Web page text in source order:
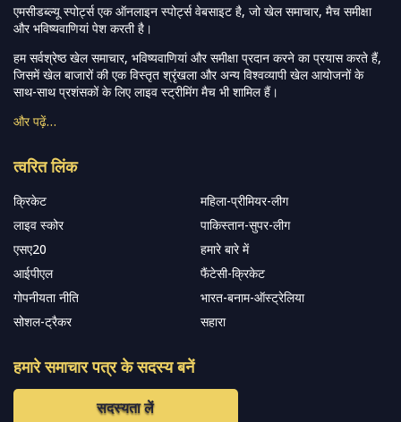
एमसीडब्ल्यू स्पोर्ट्स एक ऑनलाइन स्पोर्ट्स वेबसाइट है, जो खेल समाचार, मैच समीक्षा
और भविष्यवाणियां पेश करती है।
हम सर्वश्रेष्ठ खेल समाचार, भविष्यवाणियां और समीक्षा प्रदान करने का प्रयास करते हैं,
जिसमें खेल बाजारों की एक विस्तृत श्रृंखला और अन्य विश्वव्यापी खेल आयोजनों के
साथ-साथ प्रशंसकों के लिए लाइव स्ट्रीमिंग मैच भी शामिल हैं।
और पढ़ें…
त्वरित लिंक
क्रिकेट
महिला-प्रीमियर-लीग
लाइव स्कोर
पाकिस्तान-सुपर-लीग
एसए20
हमारे बारे में
आईपीएल
फैंटेसी-क्रिकेट
गोपनीयता नीति
भारत-बनाम-ऑस्ट्रेलिया
सोशल-ट्रैकर
सहारा
हमारे समाचार पत्र के सदस्य बनें
सदस्यता लें